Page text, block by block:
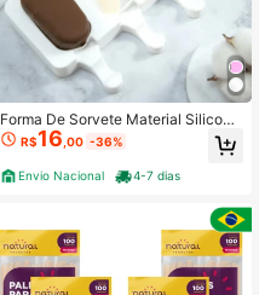
Forma De Sorvete Material Silicone
Para 3 OU 4 Picolé Formato Lisa C
om 50 Palitos
R$16 ,00 -36%
Envio Nacional 4-7 dias